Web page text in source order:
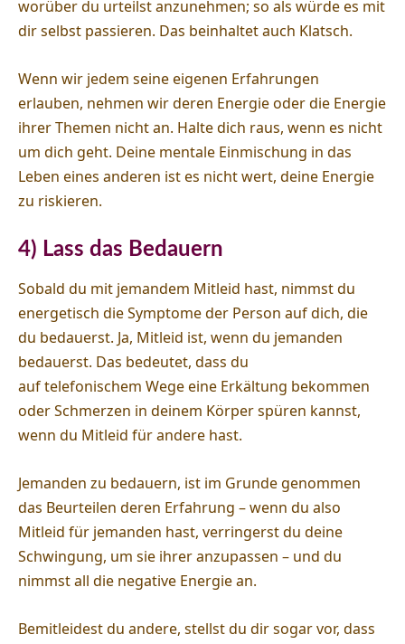
worüber du urteilst anzunehmen; so als würde es mit
dir selbst passieren. Das beinhaltet auch Klatsch.
Wenn wir jedem seine eigenen Erfahrungen
erlauben, nehmen wir deren Energie oder die Energie
ihrer Themen nicht an. Halte dich raus, wenn es nicht
um dich geht. Deine mentale Einmischung in das
Leben eines anderen ist es nicht wert, deine Energie
zu riskieren.
4) Lass das Bedauern
Sobald du mit jemandem Mitleid hast, nimmst du
energetisch die Symptome der Person auf dich, die
du bedauerst. Ja, Mitleid ist, wenn du jemanden
bedauerst. Das bedeutet, dass du
auf telefonischem Wege eine Erkältung bekommen
oder Schmerzen in deinem Körper spüren kannst,
wenn du Mitleid für andere hast.
Jemanden zu bedauern, ist im Grunde genommen
das Beurteilen deren Erfahrung – wenn du also
Mitleid für jemanden hast, verringerst du deine
Schwingung, um sie ihrer anzupassen – und du
nimmst all die negative Energie an.
Bemitleidest du andere, stellst du dir sogar vor, dass